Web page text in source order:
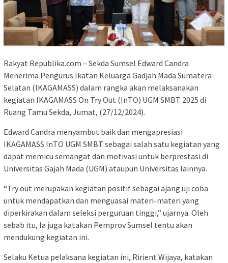
Rakyat Republika.com – Sekda Sumsel Edward Candra
Menerima Pengurus Ikatan Keluarga Gadjah Mada Sumatera
Selatan (IKAGAMASS) dalam rangka akan melaksanakan
kegiatan IKAGAMASS On Try Out (InTO) UGM SMBT 2025 di
Ruang Tamu Sekda, Jumat, (27/12/2024).
Edward Candra menyambut baik dan mengapresiasi
IKAGAMASS InTO UGM SMBT sebagai salah satu kegiatan yang
dapat memicu semangat dan motivasi untuk berprestasi di
Universitas Gajah Mada (UGM) ataupun Universitas lainnya.
“Try out merupakan kegiatan positif sebagai ajang uji coba
untuk mendapatkan dan menguasai materi-materi yang
diperkirakan dalam seleksi perguruan tinggi,” ujarnya. Oleh
sebab itu, Ia juga katakan Pemprov Sumsel tentu akan
mendukung kegiatan ini.
Selaku Ketua pelaksana kegiatan ini, Ririent Wijaya, katakan